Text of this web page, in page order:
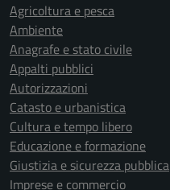
Agricoltura e pesca
Ambiente
Anagrafe e stato civile
Appalti pubblici
Autorizzazioni
Catasto e urbanistica
Cultura e tempo libero
Educazione e formazione
Giustizia e sicurezza pubblica
Imprese e commercio